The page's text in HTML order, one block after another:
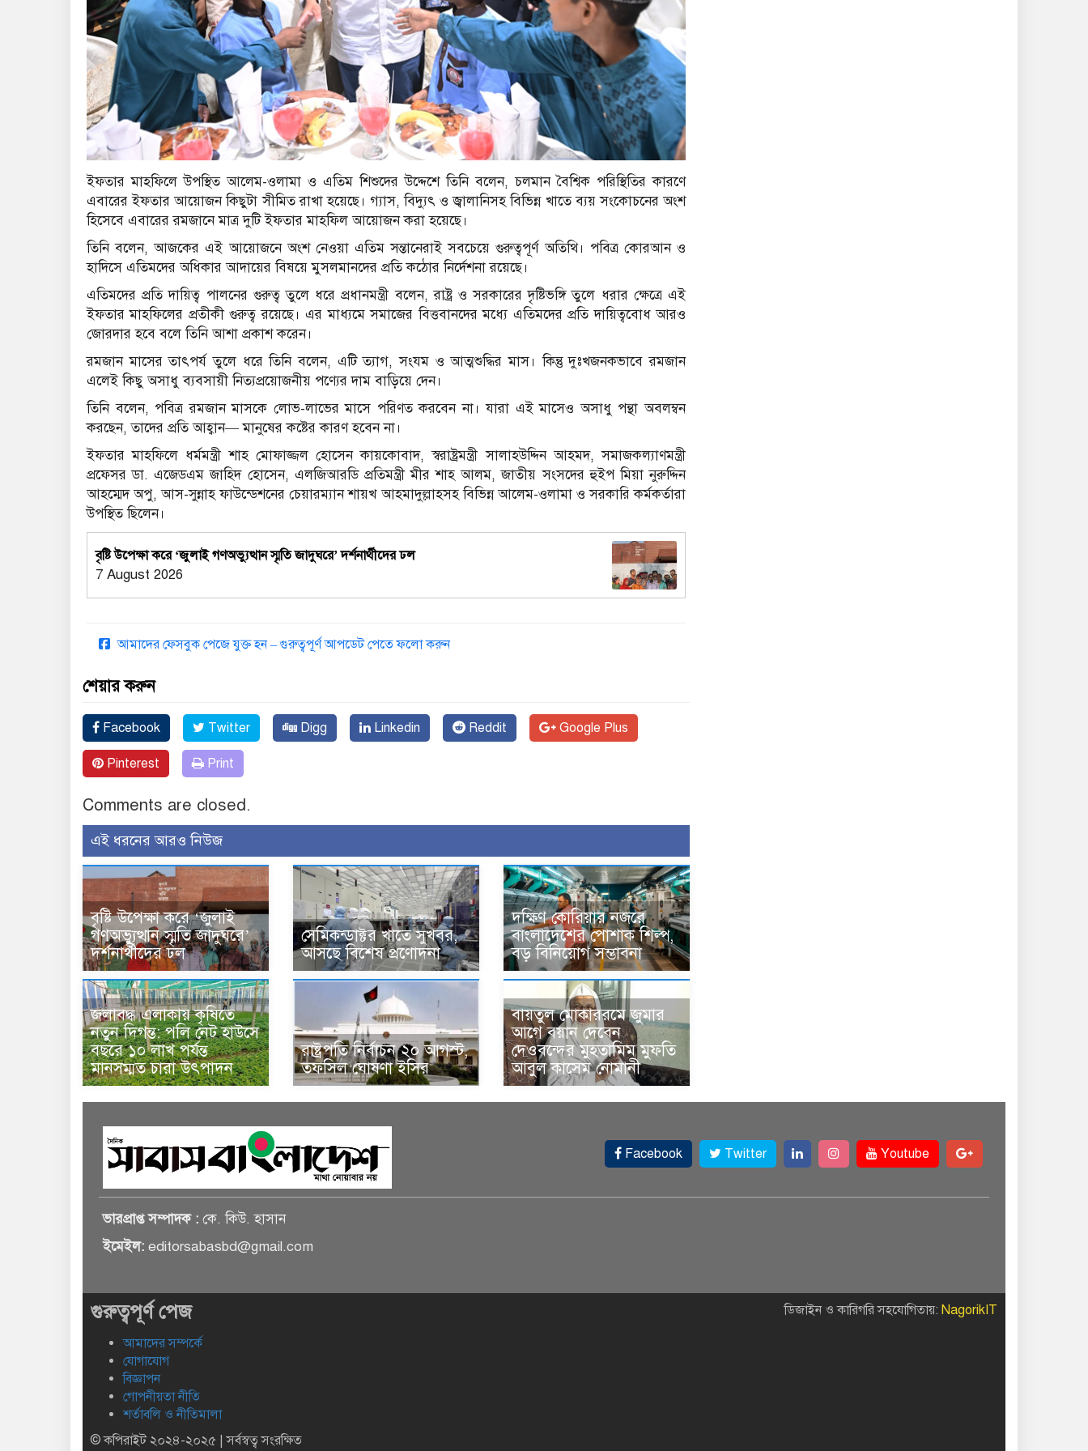
ইফতার মাহফিলে উপস্থিত আলেম-ওলামা ও এতিম শিশুদের উদ্দেশে তিনি বলেন, চলমান বৈশ্বিক পরিস্থিতির কারণে
এবারের ইফতার আয়োজন কিছুটা সীমিত রাখা হয়েছে। গ্যাস, বিদ্যুৎ ও জ্বালানিসহ বিভিন্ন খাতে ব্যয় সংকোচনের অংশ
হিসেবে এবারের রমজানে মাত্র দুটি ইফতার মাহফিল আয়োজন করা হয়েছে।
তিনি বলেন, আজকের এই আয়োজনে অংশ নেওয়া এতিম সন্তানেরাই সবচেয়ে গুরুত্বপূর্ণ অতিথি। পবিত্র কোরআন ও
হাদিসে এতিমদের অধিকার আদায়ের বিষয়ে মুসলমানদের প্রতি কঠোর নির্দেশনা রয়েছে।
এতিমদের প্রতি দায়িত্ব পালনের গুরুত্ব তুলে ধরে প্রধানমন্ত্রী বলেন, রাষ্ট্র ও সরকারের দৃষ্টিভঙ্গি তুলে ধরার ক্ষেত্রে এই
ইফতার মাহফিলের প্রতীকী গুরুত্ব রয়েছে। এর মাধ্যমে সমাজের বিত্তবানদের মধ্যে এতিমদের প্রতি দায়িত্ববোধ আরও
জোরদার হবে বলে তিনি আশা প্রকাশ করেন।
রমজান মাসের তাৎপর্য তুলে ধরে তিনি বলেন, এটি ত্যাগ, সংযম ও আত্মশুদ্ধির মাস। কিন্তু দুঃখজনকভাবে রমজান
এলেই কিছু অসাধু ব্যবসায়ী নিত্যপ্রয়োজনীয় পণ্যের দাম বাড়িয়ে দেন।
তিনি বলেন, পবিত্র রমজান মাসকে লোভ-লাভের মাসে পরিণত করবেন না। যারা এই মাসেও অসাধু পন্থা অবলম্বন
করছেন, তাদের প্রতি আহ্বান— মানুষের কষ্টের কারণ হবেন না।
ইফতার মাহফিলে ধর্মমন্ত্রী শাহ মোফাজ্জল হোসেন কায়কোবাদ, স্বরাষ্ট্রমন্ত্রী সালাহউদ্দিন আহমদ, সমাজকল্যাণমন্ত্রী
প্রফেসর ডা. এজেডএম জাহিদ হোসেন, এলজিআরডি প্রতিমন্ত্রী মীর শাহ আলম, জাতীয় সংসদের হুইপ মিয়া নুরুদ্দিন
আহম্মেদ অপু, আস-সুন্নাহ ফাউন্ডেশনের চেয়ারম্যান শায়খ আহমাদুল্লাহসহ বিভিন্ন আলেম-ওলামা ও সরকারি কর্মকর্তারা
উপস্থিত ছিলেন।
বৃষ্টি উপেক্ষা করে ‘জুলাই গণঅভ্যুত্থান স্মৃতি জাদুঘরে’ দর্শনার্থীদের ঢল
7 August 2026
আমাদের ফেসবুক পেজে যুক্ত হন – গুরুত্বপূর্ণ আপডেট পেতে ফলো করুন
শেয়ার করুন
Facebook Twitter Digg Linkedin Reddit Google Plus
Pinterest Print
Comments are closed.
এই ধরনের আরও নিউজ
বৃষ্টি উপেক্ষা করে ‘জুলাই
গণঅভ্যুত্থান স্মৃতি জাদুঘরে’
দর্শনার্থীদের ঢল
সেমিকন্ডাক্টর খাতে সুখবর,
আসছে বিশেষ প্রণোদনা
দক্ষিণ কোরিয়ার নজরে
বাংলাদেশের পোশাক শিল্প,
বড় বিনিয়োগ সম্ভাবনা
জলাবদ্ধ এলাকায় কৃষিতে
নতুন দিগন্ত: পলি নেট হাউসে
বছরে ১০ লাখ পর্যন্ত
মানসম্মত চারা উৎপাদন
রাষ্ট্রপতি নির্বাচন ২০ আগস্ট,
তফসিল ঘোষণা ইসির
বায়তুল মোকাররমে জুমার
আগে বয়ান দেবেন
দেওবন্দের মুহতামিম মুফতি
আবুল কাসেম নোমানী
Facebook Twitter Youtube
ভারপ্রাপ্ত সম্পাদক : কে. কিউ. হাসান
ইমেইল: editorsabasbd@gmail.com
গুরুত্বপূর্ণ পেজ
আমাদের সম্পর্কে
যোগাযোগ
বিজ্ঞাপন
গোপনীয়তা নীতি
শর্তাবলি ও নীতিমালা
© কপিরাইট ২০২৪-২০২৫ | সর্বস্বত্ব সংরক্ষিত
ডিজাইন ও কারিগরি সহযোগিতায়: NagorikIT